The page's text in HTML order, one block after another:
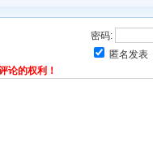
密码:
匿名发表
论的权利！